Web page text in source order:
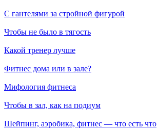
С гантелями за стройной фигурой
Чтобы не было в тягость
Какой тренер лучше
Фитнес дома или в зале?
Мифология фитнеса
Чтобы в зал, как на подиум
Шейпинг, аэробика, фитнес — что есть что